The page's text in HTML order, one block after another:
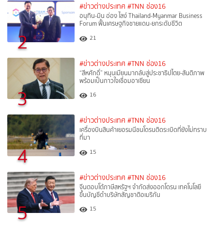
2
#ข่าวต่างประเทศ #TNN ช่อง16
อนุทิน-มิน อ่อง ไลง์ Thailand-Myanmar Business
Forum ฟื้นเศรษฐกิจชายแดน-ยกระดับชีวิต
21
3
#ข่าวต่างประเทศ #TNN ช่อง16
“สีหศักดิ์”​ หนุนเมียนมากลับสู่ประชาธิปไตย-สันติภาพ
พร้อมเป็นกาวใจเชื่อมอาเซียน
16
4
#ข่าวต่างประเทศ #TNN ช่อง16
เครื่องบินสินค้าเยอรมนีชนโดรนติดระเบิดที่ยังไม่ทราบ
ที่มา
15
5
#ข่าวต่างประเทศ #TNN ช่อง16
จีนตอบโต้ภาษีสหรัฐฯ จำกัดส่งออกโดรน เทคโนโลยี
ขึ้นบัญชีดำบริษัทสัญชาติอเมริกัน
15